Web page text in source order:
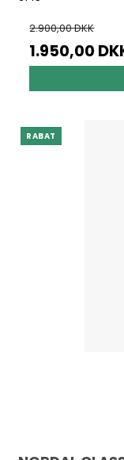
2.900,00 DKK
1.950,00
RABAT